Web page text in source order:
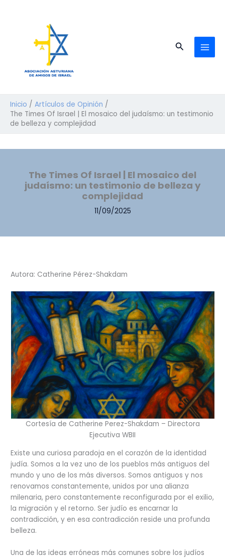
Buscar
Inicio
Artículos de Opinión
The Times Of Israel | El mosaico del judaísmo: un testimonio
de belleza y complejidad
The Times Of Israel | El mosaico del
judaísmo: un testimonio de belleza y
complejidad
11/09/2025
Autora: Catherine Pérez-Shakdam
Cortesía de Catherine Perez-Shakdam – Directora
Ejecutiva WBII
Existe una curiosa paradoja en el corazón de la identidad
judía. Somos a la vez uno de los pueblos más antiguos del
mundo y uno de los más diversos. Somos antiguos y nos
renovamos constantemente, unidos por una alianza
milenaria, pero constantemente reconfigurada por el exilio,
la migración y el retorno. Ser judío es encarnar la
contradicción, y en esa contradicción reside una profunda
belleza.
Una de las ideas erróneas más comunes sobre los judíos